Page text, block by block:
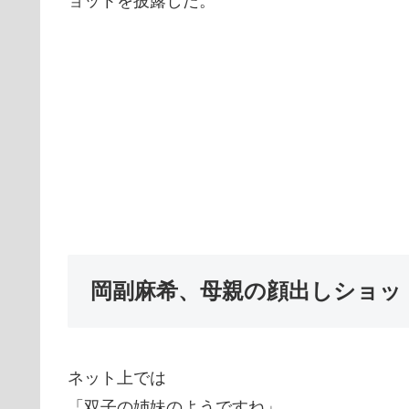
岡副麻希、母親の顔出しショ
ネット上では